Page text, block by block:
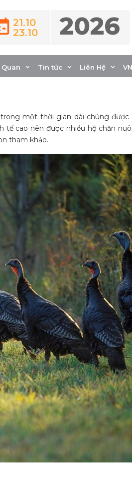
21.10
23.10
2026
Tin tức Liên Hệ VN
gà tây cho
một thời gian dài chúng được
cao nên được nhiều hộ chăn
tham khảo.